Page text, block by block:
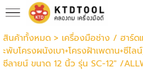
สินค้าทั้งหมด> เครื่องมือช่าง / ฮาร์ด
ะพับโครงผนังเบา+โครงฝ้าเพดาน+ซีไ
ซีลายน์ ขนาด 12 นิ้ว รุ่น SC-12" /